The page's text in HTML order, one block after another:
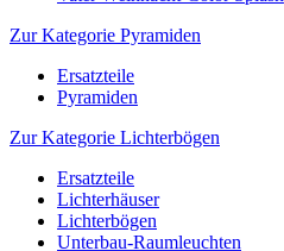
Zur Kategorie Pyramiden
Ersatzteile
Pyramiden
Zur Kategorie Lichterbögen
Ersatzteile
Lichterhäuser
Lichterbögen
Unterbau-Raumleuchten